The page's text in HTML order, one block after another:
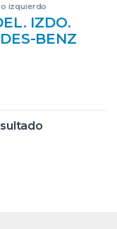
izquierdo
IZDO.
BENZ
[1,7
OM